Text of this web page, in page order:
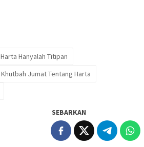
Harta Hanyalah Titipan
Khutbah Jumat Tentang Harta
SEBARKAN